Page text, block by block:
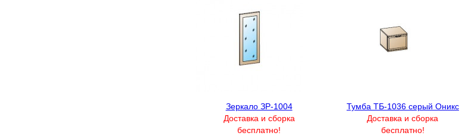
Зеркало ЗР-1004
Доставка и сборка
бесплатно!
Тумба ТБ-1036 серый Оникс
Доставка и сборка
бесплатно!